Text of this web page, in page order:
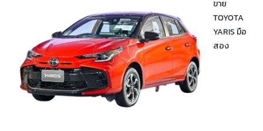
ขาย
TOYOTA
YARIS มือ
สอง